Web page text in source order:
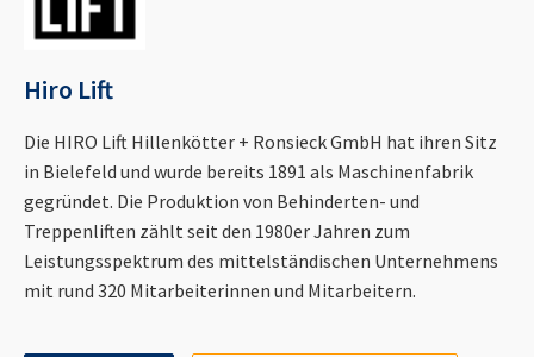
Hiro Lift
Die HIRO Lift Hillenkötter + Ronsieck GmbH hat ihren Sitz
in Bielefeld und wurde bereits 1891 als Maschinenfabrik
gegründet. Die Produktion von Behinderten- und
Treppenliften zählt seit den 1980er Jahren zum
Leistungsspektrum des mittelständischen Unternehmens
mit rund 320 Mitarbeiterinnen und Mitarbeitern.